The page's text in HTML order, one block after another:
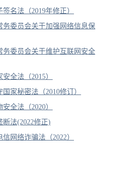
名法（2019年修正）
务委员会关于加强网络信息保
务委员会关于维护互联网安全
全法（2015）
家秘密法（2010修订）
全法（2020）
断法(2022修正)
网络诈骗法（2022）